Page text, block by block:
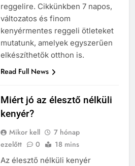
reggelire. Cikkünkben 7 napos,
változatos és finom
kenyérmentes reggeli ötleteket
mutatunk, amelyek egyszerűen
elkészíthetők otthon is.
Read Full News
Miért jó az élesztő nélküli
kenyér?
Mikor kell
7 hónap
ezelőtt
0 18 mins
Az élesztő nélküli kenyér